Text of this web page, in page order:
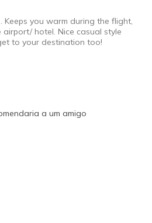
Keeps you warm during the flight,
hotel. Nice casual style
to your destination too!
a um amigo